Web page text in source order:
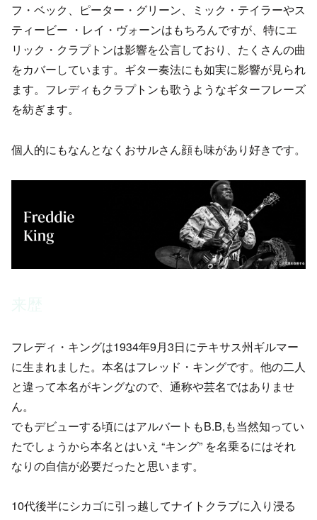
フ・ベック、ピーター・グリーン、ミック・テイラーやス
ティービー ・レイ・ヴォーンはもちろんですが、特にエ
リック・クラプトンは影響を公言しており、たくさんの曲
をカバーしています。ギター奏法にも如実に影響が見られ
ます。フレディもクラプトンも歌うようなギターフレーズ
を紡ぎます。
個人的にもなんとなくおサルさん顔も味があり好きです。
フレディ・キングは1934年9月3日にテキサス州ギルマー
に生まれました。本名はフレッド・キングです。他の二人
と違って本名がキングなので、通称や芸名ではありませ
ん。
でもデビューする頃にはアルバートもB.B,も当然知ってい
たでしょうから本名とはいえ “キング” を名乗るにはそれ
なりの自信が必要だったと思います。
10代後半にシカゴに引っ越してナイトクラブに入り浸る